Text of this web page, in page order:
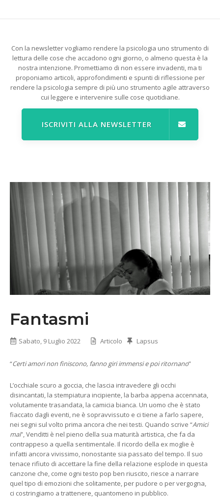
Con la newsletter vogliamo rendere la psicologia uno strumento di
lettura delle cose che accadono ogni giorno, o almeno questa è la
nostra intenzione. Promettiamo di non essere invadenti, ma ti
proponiamo articoli, approfondimenti e spunti di riflessione per
rendere la psicologia sempre di più uno strumento agile attraverso
cui leggere e intervenire sulle cose quotidiane.
ISCRIVITI ALLA NEWSLETTER
Fantasmi
Sabato, 9 Luglio 2022 Articolo Lapsus
“Certi amori non finiscono, fanno giri immensi e poi ritornano”
L’occhiale scuro a goccia, che lascia intravedere gli occhi
disincantati, la stempiatura incipiente, la barba appena accennata,
volutamente trasandata, la camicia bianca. Un uomo che è stato
fiaccato dagli eventi, ne è sopravvissuto e ci tiene a farlo sapere,
nei segni sul volto prima ancora che nei testi. Quando scrive “Amici
mai”, Venditti è nel pieno della sua maturità artistica, che fa da
contrappeso a quella sentimentale. Il ricordo della ex moglie è
infatti ancora vivissimo, nonostante sia passato del tempo. Il suo
tenace rifiuto di accettare la fine della relazione esplode in questa
canzone che, come ogni testo pop ben riuscito, riesce a narrare
quel tipo di emozioni che solitamente, per pudore o per vergogna,
ci costringiamo a trattenere, quantomeno in pubblico.